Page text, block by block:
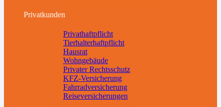
Privatkunden
Privathaftpflicht
Tierhalterhaftpflicht
Hausrat
Wohngebäude
Privater Rechtsschutz
KFZ-Versicherung
Fahrradversicherung
Reiseversicherungen